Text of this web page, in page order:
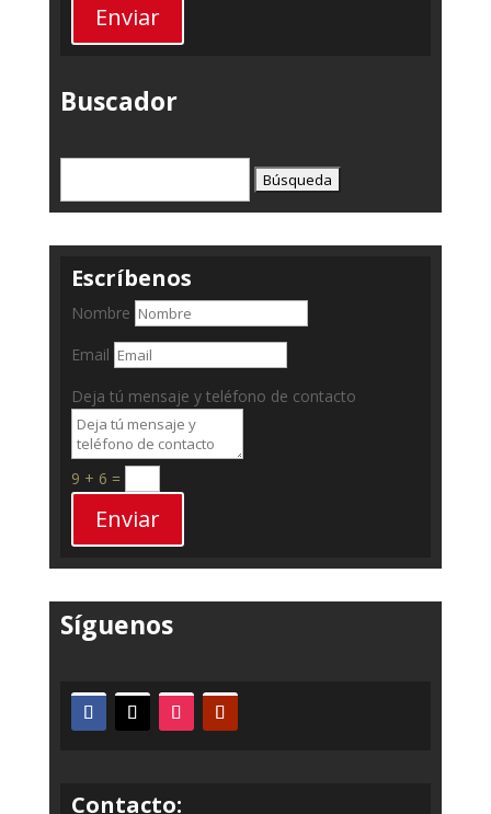
Enviar
Buscador
Escríbenos
Nombre
Email
Deja tú mensaje y teléfono de contacto
9 + 6 =
Enviar
Síguenos
Contacto: